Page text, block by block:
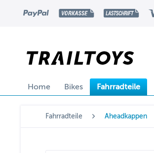
Home Bikes Fahrradteile
Fahrradteile Aheadkappen